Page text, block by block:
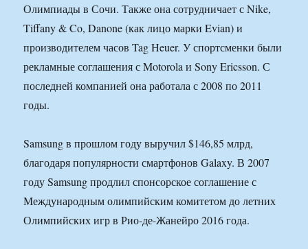
Олимпиады в Сочи. Также она сотрудничает с Nike,
Tiffany & Co, Danone (как лицо марки Evian) и
производителем часов Tag Heuer. У спортсменки были
рекламные соглашения с Motorola и Sony Ericsson. С
последней компанией она работала с 2008 по 2011
годы.
Samsung в прошлом году выручил $146,85 млрд,
благодаря популярности смартфонов Galaxy. В 2007
году Samsung продлил спонсорское соглашение с
Международным олимпийским комитетом до летних
Олимпийских игр в Рио-де-Жанейро 2016 года.